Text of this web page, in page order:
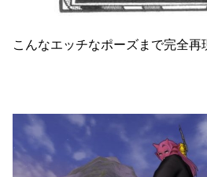
こんなエッチなポーズまで完全再